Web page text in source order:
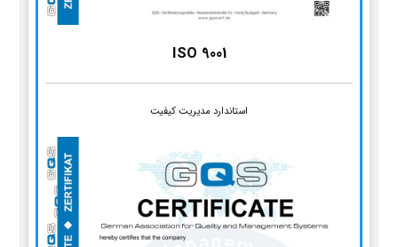
ISO 9001
استاندارد مدیریت کیفیت